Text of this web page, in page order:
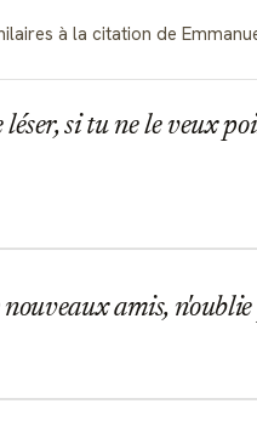
à la citation de
si tu ne le veux
amis,